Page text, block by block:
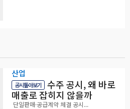
산업
공시톺아보기 수주 공시, 왜 바로
매출로 잡히지 않을까
단일판매·공급계약 체결 공시...